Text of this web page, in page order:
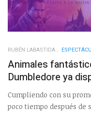
RUBÉN LABASTIDA
Animales
Dumbledore ya
Cumpliendo con su
poco tiempo después de